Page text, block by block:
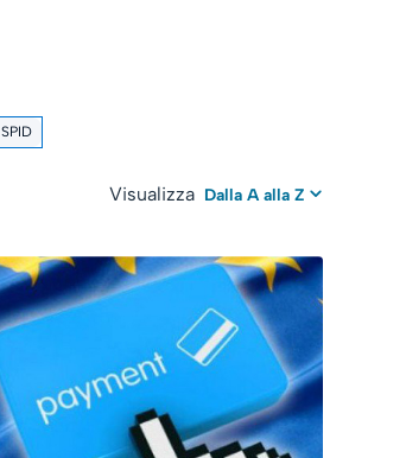
SPID
Visualizza Dalla A alla Z